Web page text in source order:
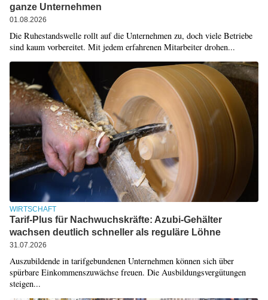
ganze Unternehmen
01.08.2026
Die Ruhestandswelle rollt auf die Unternehmen zu, doch viele Betriebe
sind kaum vorbereitet. Mit jedem erfahrenen Mitarbeiter drohen...
WIRTSCHAFT
Tarif-Plus für Nachwuchskräfte: Azubi-Gehälter
wachsen deutlich schneller als reguläre Löhne
31.07.2026
Auszubildende in tarifgebundenen Unternehmen können sich über
spürbare Einkommenszuwächse freuen. Die Ausbildungsvergütungen
steigen...